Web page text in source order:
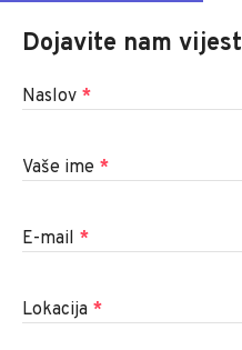
Dojavite nam vijest
Naslov *
Vaše ime *
E-mail *
Lokacija *